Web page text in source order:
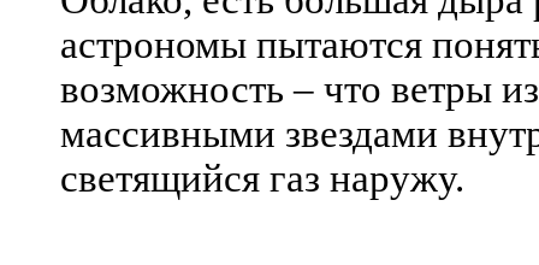
астрономы пытаются
возможность – что ветры
массивными звездами
светящийся газ наружу.